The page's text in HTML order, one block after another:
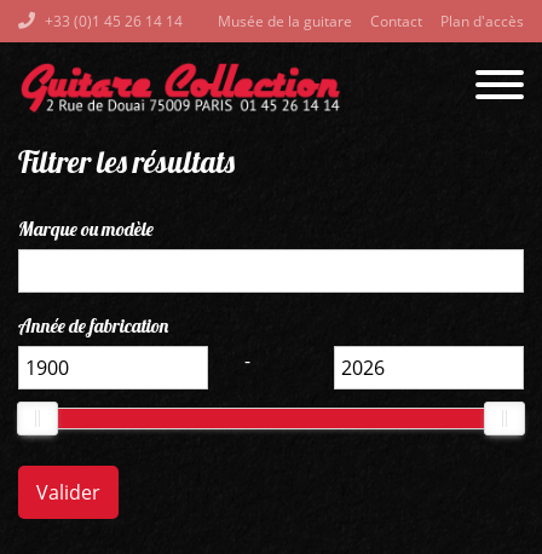
+33 (0)1 45 26 14 14 Musée de la guitare Contact Plan d'accès
Filtrer les résultats
Marque ou modèle
Année de fabrication
-
Valider